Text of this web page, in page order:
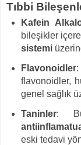
Tıbbi
Kafein
bileşikler
sistemi
Flavonoidler:
flavonoidler,
genel sağlık
Taninler:
eski tedavi